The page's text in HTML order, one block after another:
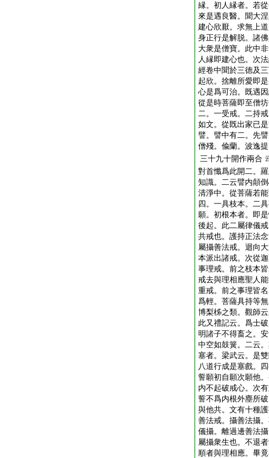
縁。初人縁者。若
來是遇良醫。聞大
建心欣厭。求無上
身正行是解脱。諸
大衆是僧寶。此中
人縁即建心也。次
經卷中聞於三徳及
起欣。捨離所愛即
心是爲可治。既遇
從是時菩薩即至僧
二。一受戒。二持
如文。從既出家已
譬。譬中有二。先
僧殘。偸蘭。波逸
三十九十開作兩合
對首懺爲此開二。
知識。二云譬内顛
清淨中。從菩薩若
四。一具枝本。二
願。初根本者。即
後起。此二屬律儀
共戒也。護持正法
屬攝善法戒。迴向
本派出諸戒。次從
事理戒。前之枝本
戒去與理相應聖人
重戒。前之事理皆
爲輕。菩薩具持等
博梨柹之類。觀師
此又禮記云。爲士
明諸子不得畜之。
中空如鼓簧。二云
塞者。梁武云。是
八道行成是塞戲。
誓願初自願次願他
内不起破戒心。次
誓不爲内根外塵所
與他共。文有十種
善法戒。攝善法攝
儀攝。離過邊善法
屬攝衆生也。不退
順者與理相應。畢